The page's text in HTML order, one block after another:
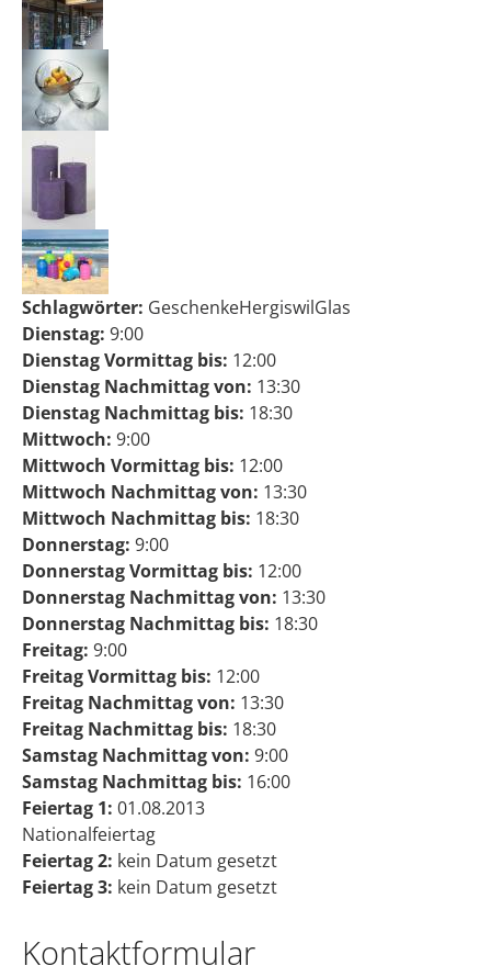
Schlagwörter: GeschenkeHergiswilGlas
Dienstag: 9:00
Dienstag Vormittag bis: 12:00
Dienstag Nachmittag von: 13:30
Dienstag Nachmittag bis: 18:30
Mittwoch: 9:00
Mittwoch Vormittag bis: 12:00
Mittwoch Nachmittag von: 13:30
Mittwoch Nachmittag bis: 18:30
Donnerstag: 9:00
Donnerstag Vormittag bis: 12:00
Donnerstag Nachmittag von: 13:30
Donnerstag Nachmittag bis: 18:30
Freitag: 9:00
Freitag Vormittag bis: 12:00
Freitag Nachmittag von: 13:30
Freitag Nachmittag bis: 18:30
Samstag Nachmittag von: 9:00
Samstag Nachmittag bis: 16:00
Feiertag 1: 01.08.2013
Nationalfeiertag
Feiertag 2: kein Datum gesetzt
Feiertag 3: kein Datum gesetzt
Kontaktformular